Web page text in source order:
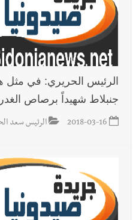
الرئيس الحريري: في مثل
جنبلاط شهيداً برصاص الغدر
2018-03-16 الرئيس سعد